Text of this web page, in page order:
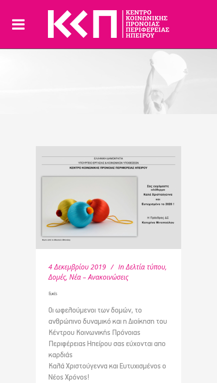
4 Δεκεμβρίου 2019 In Δελτία τύπου,
Δομές, Νέα – Ανακοινώσεις
Ευχές
Οι ωφελούμενοι των δομών, το
ανθρώπινο δυναμικό και η Διοίκηση του
Κέντρου Κοινωνικής Πρόνοιας
Περιφέρειας Ηπείρου σας εύχονται απο
καρδιάς
Καλά Χριστούγεννα και Ευτυχισμένος ο
Νέος Χρόνος!